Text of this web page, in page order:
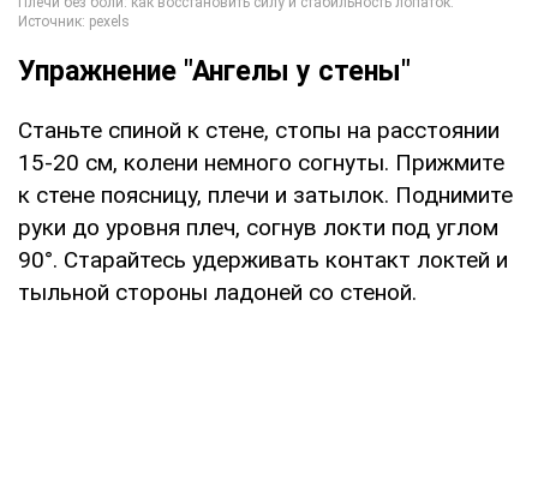
Упражнение "Ангелы у стены"
Станьте спиной к стене, стопы на расстоянии
15-20 см, колени немного согнуты. Прижмите
к стене поясницу, плечи и затылок. Поднимите
руки до уровня плеч, согнув локти под углом
90°. Старайтесь удерживать контакт локтей и
тыльной стороны ладоней со стеной.